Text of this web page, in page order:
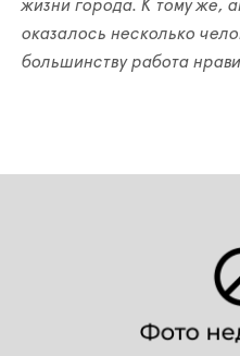
жизни города. К тому же,
оказалось несколько
большинству работа